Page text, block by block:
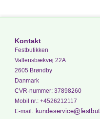
Kontakt
Festbutikken
Vallensbækvej 22A
2605 Brøndby
Danmark
CVR-nummer: 37898260
Mobil nr.: +4526212117
E-mail: